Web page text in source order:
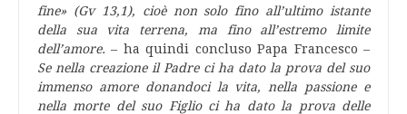
fine» (Gv 13,1), cioè non solo fino all’ultimo istante
della sua vita terrena, ma fino all’estremo limite
dell’amore. – ha quindi concluso Papa Francesco –
Se nella creazione il Padre ci ha dato la prova del suo
immenso amore donandoci la vita, nella passione e
nella morte del suo Figlio ci ha dato la prova delle